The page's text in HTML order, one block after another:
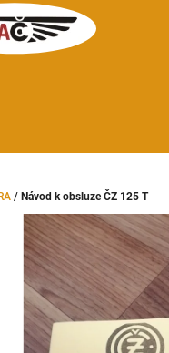
/ Návod k obsluze ČZ 125 T